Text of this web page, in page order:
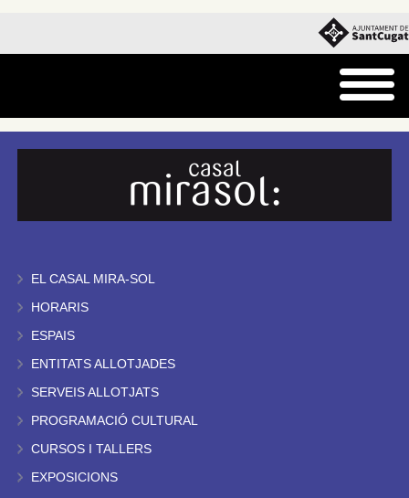
EL CASAL MIRA-SOL
HORARIS
ESPAIS
ENTITATS ALLOTJADES
SERVEIS ALLOTJATS
PROGRAMACIÓ CULTURAL
CURSOS I TALLERS
EXPOSICIONS